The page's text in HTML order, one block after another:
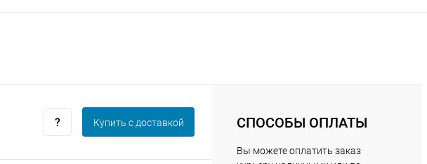
Купить c доставкой СПОСОБЫ ОПЛАТЫ
Вы можете оплатить заказ
25% картой любого банка